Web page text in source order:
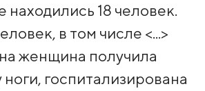
находились 18 человек.
в том числе <...>
женщина получила
госпитализирована